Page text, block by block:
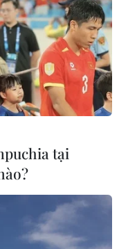
trong
dân thành phố Đà
thông báo rộng rãi
viêm đường hô
gây ra.
tại